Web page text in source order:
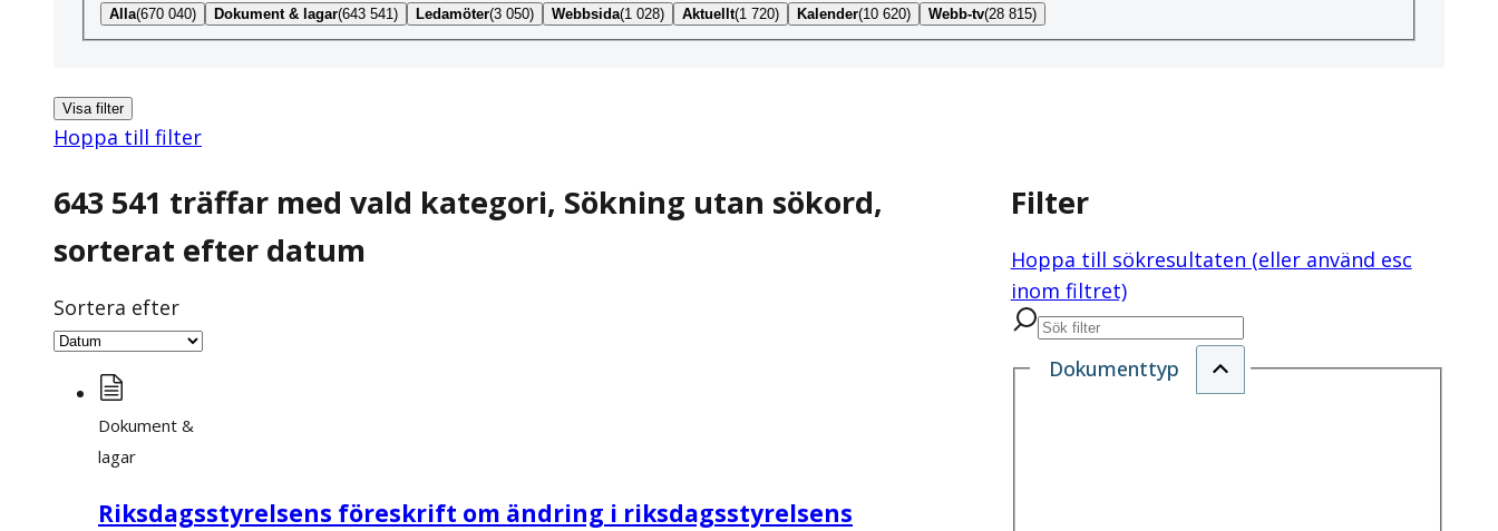
Alla(670 040) Dokument & lagar(643 541) Ledamöter(3 050) Webbsida(1 028) Aktuellt(1 720) Kalender(10 620) Webb-tv(28 815)
Visa filter
Hoppa till filter
643 541 träffar med vald kategori, Sökning utan sökord,
sorterat efter datum
Sortera efter
Dokument &
lagar
Riksdagsstyrelsens föreskrift om ändring i riksdagsstyrelsens
Filter
Hoppa till sökresultaten (eller använd esc
inom filtret)
Dokumenttyp